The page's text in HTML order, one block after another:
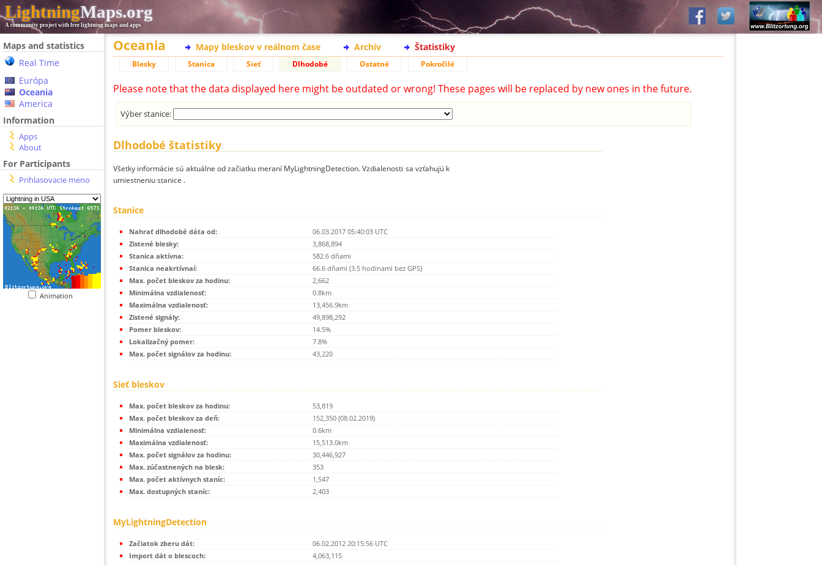
LightningMaps.org
A community project with free lightning maps and apps
Maps and statistics
Real Time
Európa
Oceania
America
Information
Apps
About
For Participants
Prihlasovacie meno
Animation
Oceania Mapy bleskov v reálnom čase Archív Štatistiky
Blesky Stanica Sieť Dlhodobé Ostatné Pokročilé
Please note that the data displayed here might be outdated or wrong! These pages will be replaced by new ones in the future.
Výber stanice:
Dlhodobé štatistiky
Všetky informácie sú aktuálne od začiatku meraní MyLightningDetection. Vzdialenosti sa vzťahujú k
umiestneniu stanice .
Stanice
Nahrať dlhodobé dáta od:
06.03.2017 05:40:03 UTC
Zistené blesky:
3,868,894
Stanica aktívna:
582.6 dňami
Stanica neakrtívnaí:
66.6 dňami (3.5 hodinami bez GPS)
Max. počet bleskov za hodinu:
2,662
Minimálna vzdialenosť:
0.8km
Maximálna vzdialenosť:
13,456.9km
Zistené signály:
49,898,292
Pomer bleskov:
14.5%
Lokalizačný pomer:
7.8%
Max. počet signálov za hodinu:
43,220
Sieť bleskov
Max. počet bleskov za hodinu:
53,819
Max. počet bleskov za deň:
152,350 (08.02.2019)
Minimálna vzdialenosť:
0.6km
Maximálna vzdialenosť:
15,513.0km
Max. počet signálov za hodinu:
30,446,927
Max. zúčastnených na blesk:
353
Max. počet aktívnych staníc:
1,547
Max. dostupných staníc:
2,403
MyLightningDetection
Začiatok zberu dát:
06.02.2012 20:15:56 UTC
Import dát o blescoch:
4,063,115